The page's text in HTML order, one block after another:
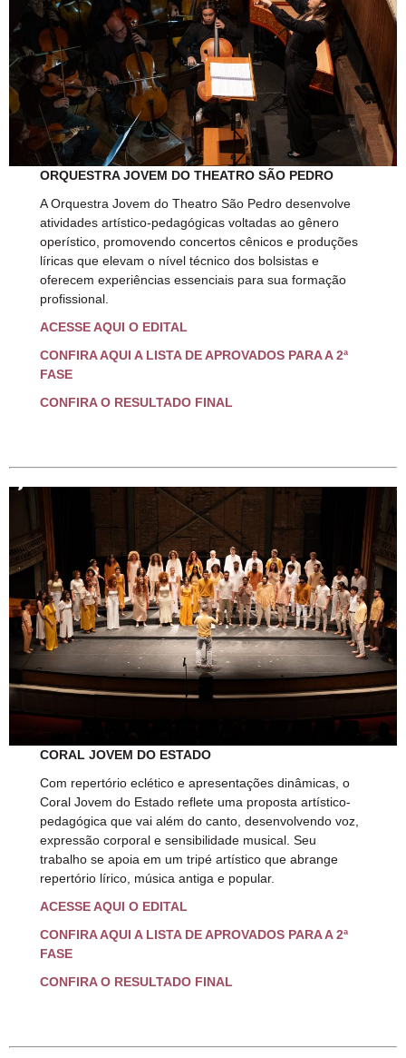
ORQUESTRA JOVEM DO THEATRO SÃO PEDRO
A Orquestra Jovem do Theatro São Pedro desenvolve
atividades artístico-pedagógicas voltadas ao gênero
operístico, promovendo concertos cênicos e produções
líricas que elevam o nível técnico dos bolsistas e
oferecem experiências essenciais para sua formação
profissional.
ACESSE AQUI O EDITAL
CONFIRA AQUI A LISTA DE APROVADOS PARA A 2ª
FASE
CONFIRA O RESULTADO FINAL
CORAL JOVEM DO ESTADO
Com repertório eclético e apresentações dinâmicas, o
Coral Jovem do Estado reflete uma proposta artístico-
pedagógica que vai além do canto, desenvolvendo voz,
expressão corporal e sensibilidade musical. Seu
trabalho se apoia em um tripé artístico que abrange
repertório lírico, música antiga e popular.
ACESSE AQUI O EDITAL
CONFIRA AQUI A LISTA DE APROVADOS PARA A 2ª
FASE
CONFIRA O RESULTADO FINAL